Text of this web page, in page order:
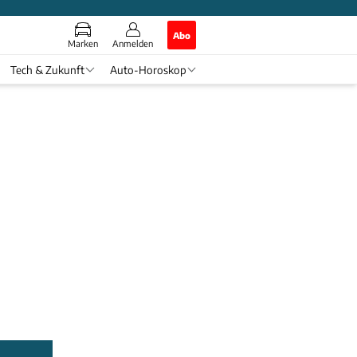
Marken Anmelden
Abo
Tech & Zukunft Auto-Horoskop